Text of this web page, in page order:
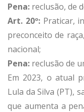
Pena: reclusão, de
Art. 20º:Praticar,
preconceito de
nacional;
Pena: reclusão de
Em 2023, o atual
Lula da Silva (PT),
que aumenta a